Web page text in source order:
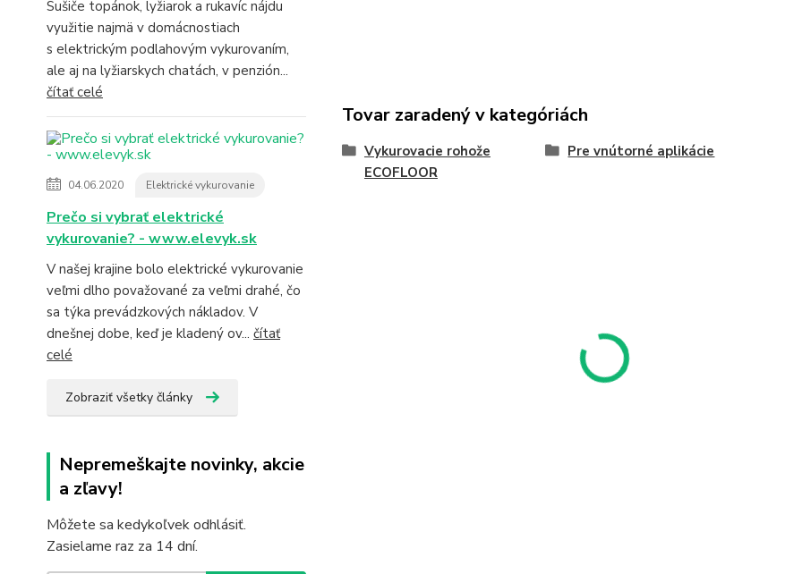
Sušiče topánok, lyžiarok a rukavíc nájdu
využitie najmä v domácnostiach
s elektrickým podlahovým vykurovaním,
ale aj na lyžiarskych chatách, v penzión...
čítať celé
04.06.2020 Elektrické vykurovanie
Prečo si vybrať elektrické
vykurovanie? - www.elevyk.sk
V našej krajine bolo elektrické vykurovanie
veľmi dlho považované za veľmi drahé, čo
sa týka prevádzkových nákladov. V
dnešnej dobe, keď je kladený ov... čítať
celé
Zobraziť všetky články
Nepremeškajte novinky, akcie
a zľavy!
Môžete sa kedykoľvek odhlásiť.
Zasielame raz za 14 dní.
Tovar zaradený v kategóriách
Vykurovacie rohože
ECOFLOOR
Pre vnútorné aplikácie